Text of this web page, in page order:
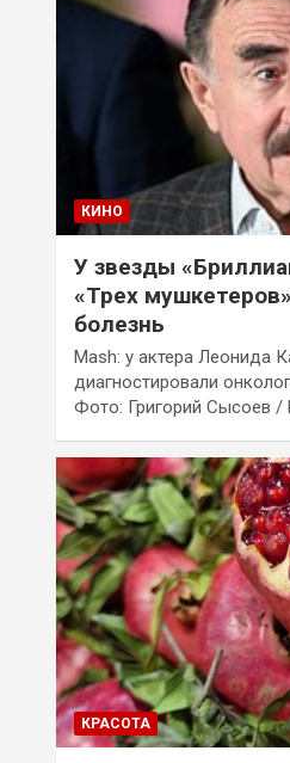
КИНО
У звезды
«Трех
болезнь
Mash: у актера Леонида
диагностировали
Фото: Григорий Сысоев /
КРАСОТА